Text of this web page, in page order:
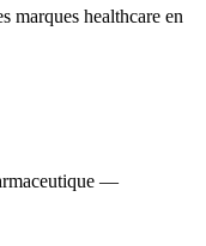
marques healthcare en
—